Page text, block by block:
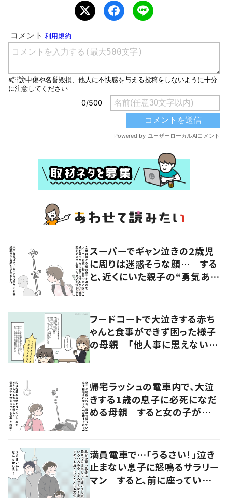
スーパーでギャン泣きの2歳児
に周りは迷惑そうな顔… する
と、近くにいた親子の“勇気あ
フードコートで大泣きする赤ち
ゃんと食事ができず困った様子
の母親 「他人事に思えない」
帰宅ラッシュの電車内で、大泣
きする1歳の息子に必死になだ
める母親 すると女の子が声
満員電車で…「うるさい！」泣き
止まない息子に怒鳴るサラリー
マン すると、前に座っていた